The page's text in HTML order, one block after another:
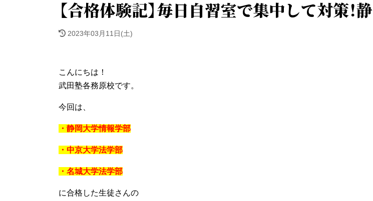
【合格体験記】毎日自習室で集中して対策！
2023年03月11日(土)
こんにちは！
武田塾各務原校です。
今回は、
・静岡大学情報学部
・中京大学法学部
・名城大学法学部
に合格した生徒さんの